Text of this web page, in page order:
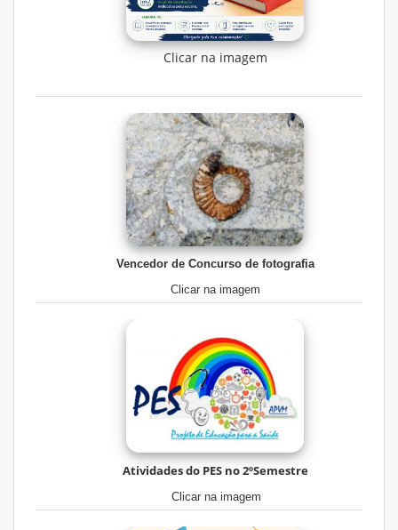
Clicar na imagem
Vencedor de Concurso de fotografia
Clicar na imagem
Atividades do PES no 2ºSemestre
Clicar na imagem